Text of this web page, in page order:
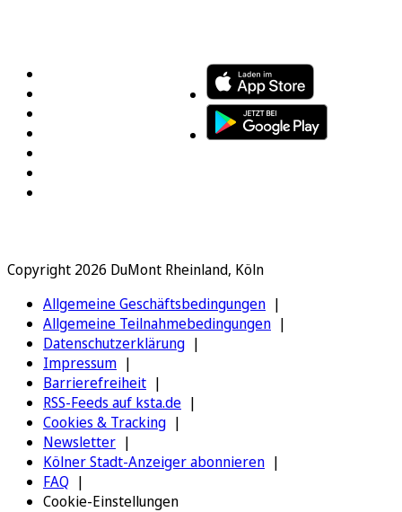
Copyright 2026 DuMont Rheinland, Köln
Allgemeine Geschäftsbedingungen
Allgemeine Teilnahmebedingungen
Datenschutzerklärung
Impressum
Barrierefreiheit
RSS-Feeds auf ksta.de
Cookies & Tracking
Newsletter
Kölner Stadt-Anzeiger abonnieren
FAQ
Cookie-Einstellungen